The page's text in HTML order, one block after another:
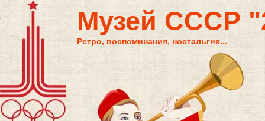
Музей СССР
Ретро, воспоминания, ностальгия...